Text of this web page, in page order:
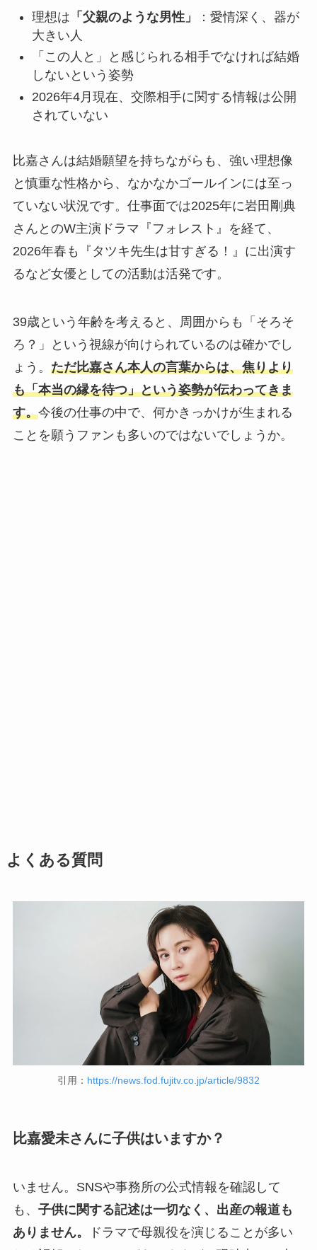
理想は 「父親のような男性」
：愛情深く、器が
大きい人
「この人と」と感じられる相手でなければ結婚
しないという姿勢
2026年4月現在、交際相手に関する情報は公開
されていない
比嘉さんは結婚願望を持ちながらも、強い理想像
と慎重な性格から、なかなかゴールインには至っ
ていない状況です。仕事面では2025年に岩田剛典
さんとのW主演ドラマ『フォレスト』を経て、
2026年春も『タツキ先生は甘すぎる！』に出演す
るなど女優としての活動は活発です。
39歳という年齢を考えると、周囲からも「そろそ
ろ？」という視線が向けられているのは確かでし
ょう。 ただ比嘉さん本人の言葉からは、焦りより
も「本当の縁を待つ」という姿勢が伝わってきま
す。今後の仕事の中で、何かきっかけが生まれる
ことを願うファンも多いのではないでしょうか。
よくある質問
引用： https://news.fod.fujitv.co.jp/article/9832
比嘉愛未さんに子供はいますか？
いません。SNSや事務所の公式情報を確認して
も、 子供に関する記述は一切なく、出産の報道も
ありません。
ドラマで母親役を演じることが多い